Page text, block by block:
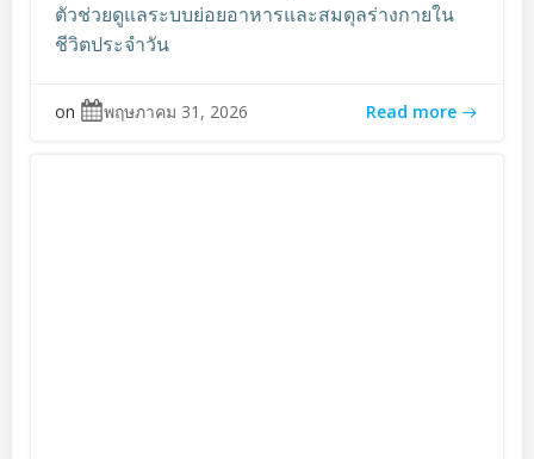
ตัวช่วยดูแลระบบย่อยอาหารและสมดุลร่างกายใน
ชีวิตประจำวัน
on พฤษภาคม 31, 2026 Read more